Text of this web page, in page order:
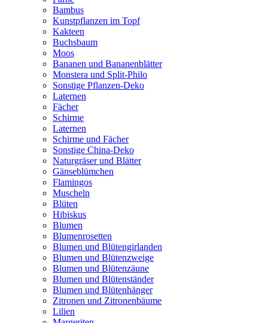
Bambus
Kunstpflanzen im Topf
Kakteen
Buchsbaum
Moos
Bananen und Bananenblätter
Monstera und Split-Philo
Sonstige Pflanzen-Deko
Laternen
Fächer
Schirme
Laternen
Schirme und Fächer
Sonstige China-Deko
Naturgräser und Blätter
Gänseblümchen
Flamingos
Muscheln
Blüten
Hibiskus
Blumen
Blumenrosetten
Blumen und Blütengirlanden
Blumen und Blütenzweige
Blumen und Blütenzäune
Blumen und Blütenständer
Blumen und Blütenhänger
Zitronen und Zitronenbäume
Lilien